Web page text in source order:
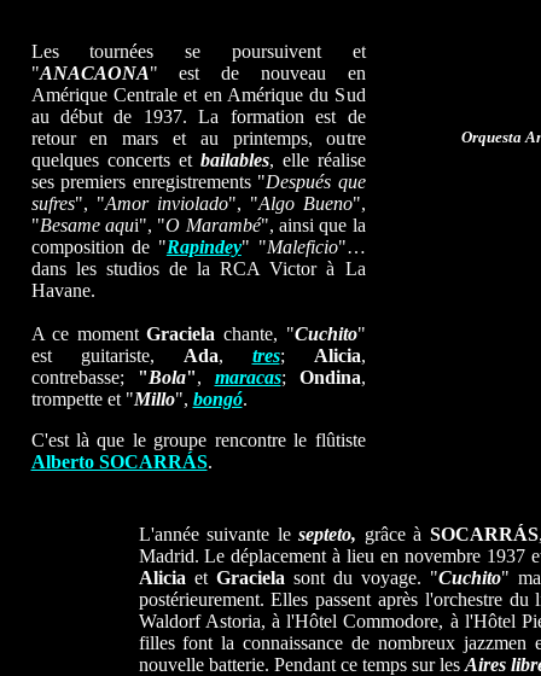
Les tournées se poursuivent et
"ANACAONA" est de nouveau en
Amérique Centrale et en Amérique du Sud
au début de 1937. La formation est de
retour en mars et au printemps, outre
quelques concerts et bailables, elle réalise
ses premiers enregistrements "Después que
sufres", "Amor inviolado", "Algo Bueno",
"Besame aqui", "O Marambé", ainsi que la
composition de "Rapindey" "Maleficio"…
dans les studios de la RCA Victor à La
Havane.
A ce momentGraciela chante, "Cuchito"
est guitariste, Ada, tres; Alicia,
contrebasse; "Bola", maracas; Ondina,
trompette et "Millo", bongó.
C'est là que le groupe rencontre le flûtiste
Alberto SOCARRÁS.
Orquesta
L'année suivante lesepteto, grâce àSOCARRÁS
Madrid. Le déplacement à lieu en novembre 1937
Alicia et Graciela sont du voyage. "Cuchito"
postérieurement. Elles passent après l'orchestre
Waldorf Astoria, à l'Hôtel Commodore, à l'Hôtel
filles font la connaissance de nombreux jazzmen
nouvelle batterie. Pendant ce temps sur les Aires